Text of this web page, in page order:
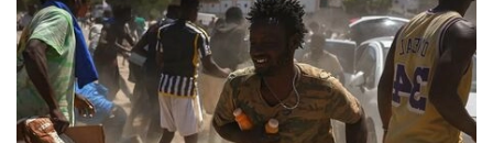
УКРАЙНА
СПОРТ
РАЗСЛЕДВАНЕ
БИЗНЕС